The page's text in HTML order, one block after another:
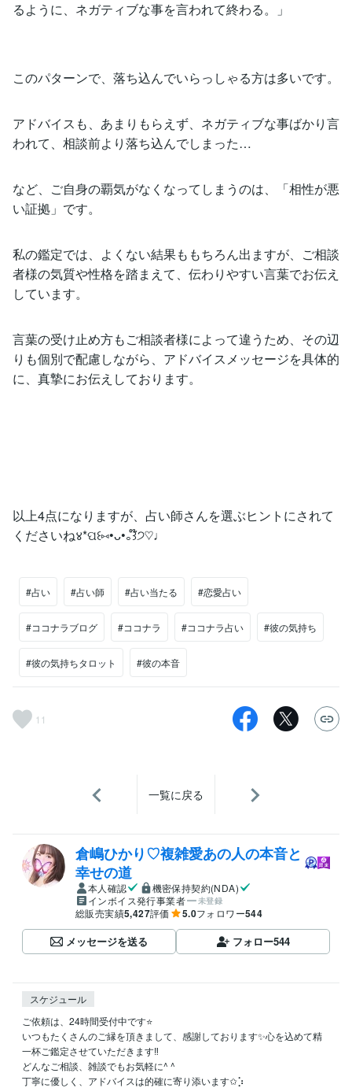
るように、ネガティブな事を言われて終わる。」
このパターンで、落ち込んでいらっしゃる方は多いです。
アドバイスも、あまりもらえず、ネガティブな事ばかり言
われて、相談前より落ち込んでしまった…
など、ご自身の覇気がなくなってしまうのは、「相性が悪
い証拠」です。
私の鑑定では、よくない結果ももちろん出ますが、ご相談
者様の気質や性格を踏まえて、伝わりやすい言葉でお伝え
しています。
言葉の受け止め方もご相談者様によって違うため、その辺
りも個別で配慮しながら、アドバイスメッセージを具体的
に、真摯にお伝えしております。
以上4点になりますが、占い師さんを選ぶヒントにされて
くださいね४*ପ꒰⑅︎•ᴗ•｡꒱໊੭♡︎♩︎
#占い #占い師 #占い当たる #恋愛占い
#ココナラブログ #ココナラ #ココナラ占い #彼の気持ち
#彼の気持ちタロット #彼の本音
11
一覧に戻る
倉嶋ひかり♡複雑愛あの人の本音と
幸せの道
本人確認
機密保持契約(NDA)
インボイス発行事業者
未登録
総販売実績5,427評価 5.0フォロワー544
メッセージを送る フォロー544
スケジュール
ご依頼は、24時間受付中です⭐️
いつもたくさんのご縁を頂きまして、感謝しております✨心を込めて精
一杯ご鑑定させていただきます‼️
どんなご相談、雑談でもお気軽に^ ^
丁寧に優しく、アドバイスは的確に寄り添います✩︎⡱